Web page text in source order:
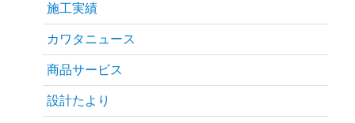
施工実績
カワタニュース
商品サービス
設計たより